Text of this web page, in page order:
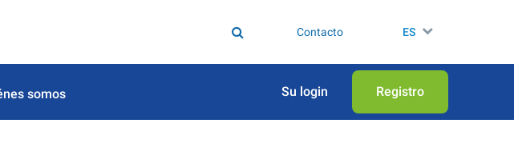
Contacto ES
somos Su login Registro